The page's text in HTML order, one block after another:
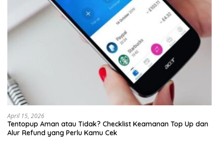
April 15, 2026
Tentopup Aman atau Tidak? Checklist Keamanan Top Up dan
Alur Refund yang Perlu Kamu Cek